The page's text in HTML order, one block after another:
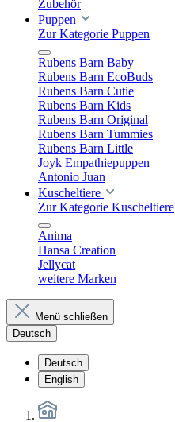
Zubehör
Puppen
Zur Kategorie Puppen
Rubens Barn Baby
Rubens Barn EcoBuds
Rubens Barn Cutie
Rubens Barn Kids
Rubens Barn Original
Rubens Barn Tummies
Rubens Barn Little
Joyk Empathiepuppen
Antonio Juan
Kuscheltiere
Zur Kategorie Kuscheltiere
Anima
Hansa Creation
Jellycat
weitere Marken
Menü schließen
Deutsch
Deutsch
English